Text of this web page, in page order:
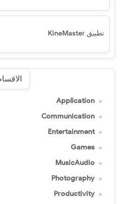
تطبيق KineMaster
Application
Communication
Entertainment
Games
MusicAudio
Photography
Productivity